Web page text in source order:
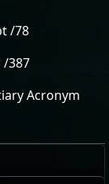
/78
/387
Acronym